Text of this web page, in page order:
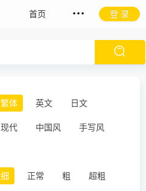
首页 登 录
繁体 英文 日文
现代 中国风 手写风
细 正常 粗 超粗